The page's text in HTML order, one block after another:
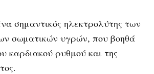
σημαντικός ηλεκτρολύτης των
σωματικών υγρών, που βοηθά
καρδιακού ρυθμού και της